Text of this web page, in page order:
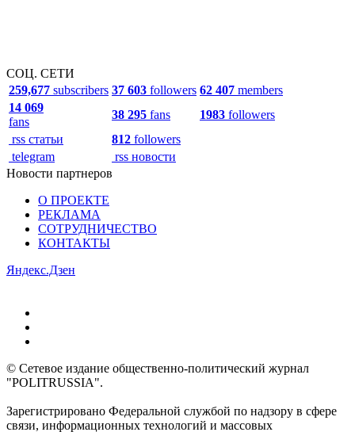
СОЦ. СЕТИ
259,677 subscribers 37 603 followers 62 407 members
14 069
fans
38 295 fans 1983 followers
rss статьи
812 followers
telegram
rss новости
Новости партнеров
О ПРОЕКТЕ
РЕКЛАМА
СОТРУДНИЧЕСТВО
КОНТАКТЫ
Яндекс.Дзен
© Сетевое издание общественно-политический журнал
"POLITRUSSIA".
Зарегистрировано Федеральной службой по надзору в сфере
связи, информационных технологий и массовых